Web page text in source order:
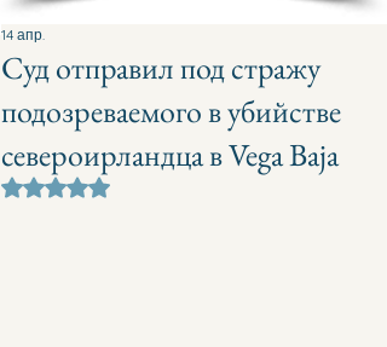
Главная Реклама
Суд отправил под стражу
подозреваемого в убийстве
североирландца в Vega Baja
14 апр.
Оценка: не число из 5 звезд.